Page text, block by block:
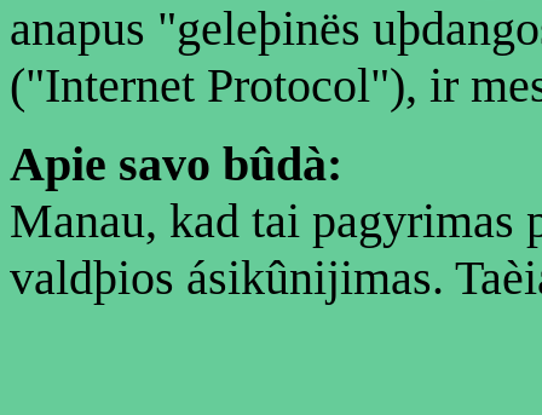
anapus "geleþinës
("Internet Protocol"), ir
Apie savo bûdà:
Manau, kad tai
valdþios ásikûnijimas.